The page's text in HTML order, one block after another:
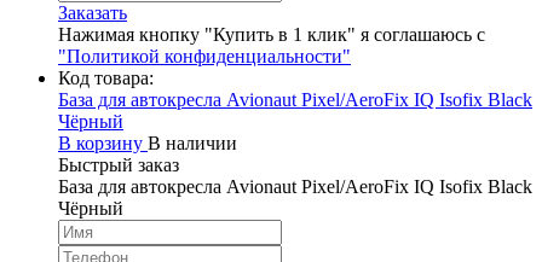
Заказать
Нажимая кнопку "Купить в 1 клик" я соглашаюсь с
"Политикой конфиденциальности"
Код товара:
База для автокресла Avionaut Pixel/AeroFix IQ Isofix Black
Чёрный
В корзину В наличии
Быстрый заказ
База для автокресла Avionaut Pixel/AeroFix IQ Isofix Black
Чёрный